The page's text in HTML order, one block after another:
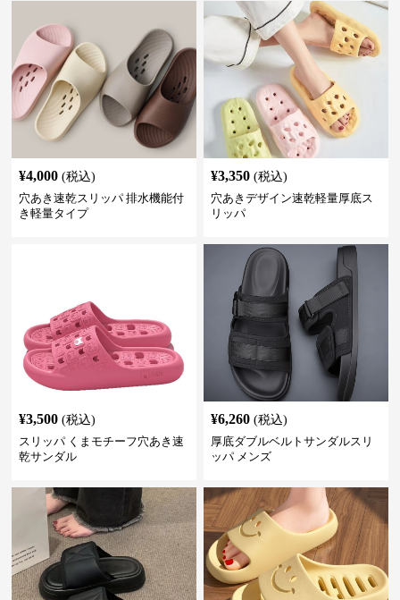
¥4,000 (税込)
穴あき速乾スリッパ 排水機能付
き軽量タイプ
¥3,350 (税込)
穴あきデザイン速乾軽量厚底ス
リッパ
¥3,500 (税込)
スリッパ くまモチーフ穴あき速
乾サンダル
¥6,260 (税込)
厚底ダブルベルトサンダルスリ
ッパ メンズ